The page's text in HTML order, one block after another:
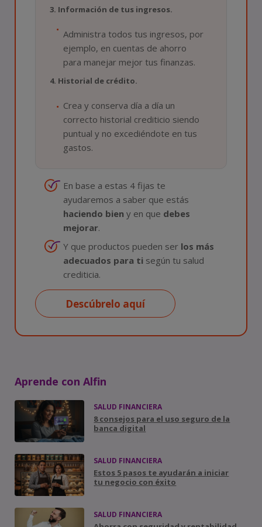
3. Información de tus ingresos.
Administra todos tus ingresos, por
ejemplo, en cuentas de ahorro
para manejar mejor tus finanzas.
4. Historial de crédito.
Crea y conserva día a día un
correcto historial crediticio siendo
puntual y no excediéndote en tus
gastos.
En base a estas 4 fijas te
ayudaremos a saber que estás
haciendo bien y en que debes
mejorar.
Y que productos pueden ser los más
adecuados para ti según tu salud
crediticia.
Descúbrelo aquí
Aprende con Alfin
SALUD FINANCIERA
8 consejos para el uso seguro de la
banca digital
SALUD FINANCIERA
Estos 5 pasos te ayudarán a iniciar
tu negocio con éxito
SALUD FINANCIERA